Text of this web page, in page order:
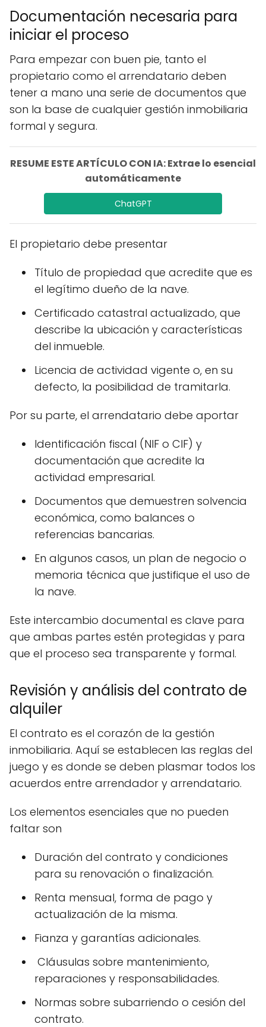
Documentación necesaria para
iniciar el proceso
Para empezar con buen pie, tanto el
propietario como el arrendatario deben
tener a mano una serie de documentos que
son la base de cualquier gestión inmobiliaria
formal y segura.
RESUME ESTE ARTÍCULO CON IA: Extrae lo esencial
automáticamente
ChatGPT
El propietario debe presentar
Título de propiedad que acredite que es
el legítimo dueño de la nave.
Certificado catastral actualizado, que
describe la ubicación y características
del inmueble.
Licencia de actividad vigente o, en su
defecto, la posibilidad de tramitarla.
Por su parte, el arrendatario debe aportar
Identificación fiscal (NIF o CIF) y
documentación que acredite la
actividad empresarial.
Documentos que demuestren solvencia
económica, como balances o
referencias bancarias.
En algunos casos, un plan de negocio o
memoria técnica que justifique el uso de
la nave.
Este intercambio documental es clave para
que ambas partes estén protegidas y para
que el proceso sea transparente y formal.
Revisión y análisis del contrato de
alquiler
El contrato es el corazón de la gestión
inmobiliaria. Aquí se establecen las reglas del
juego y es donde se deben plasmar todos los
acuerdos entre arrendador y arrendatario.
Los elementos esenciales que no pueden
faltar son
Duración del contrato y condiciones
para su renovación o finalización.
Renta mensual, forma de pago y
actualización de la misma.
Fianza y garantías adicionales.
️ Cláusulas sobre mantenimiento,
reparaciones y responsabilidades.
Normas sobre subarriendo o cesión del
contrato.